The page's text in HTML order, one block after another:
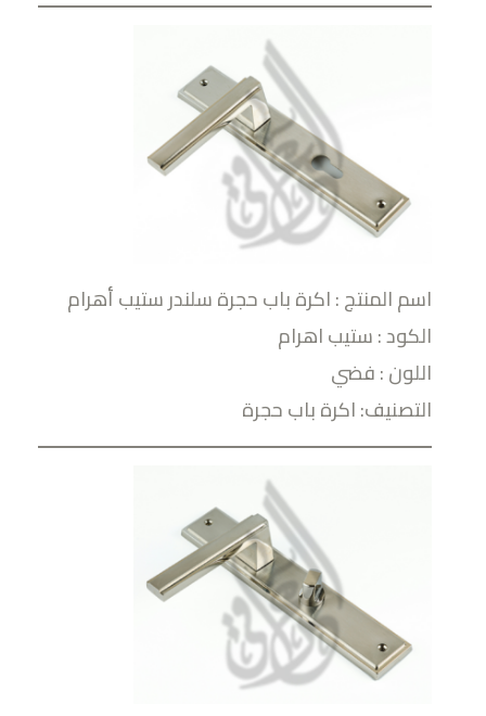
اسم المنتج : اكرة باب حجرة سلندر ستيب أهرام
الكود : ستيب اهرام
اللون : فضي
التصنيف: اكرة باب حجرة